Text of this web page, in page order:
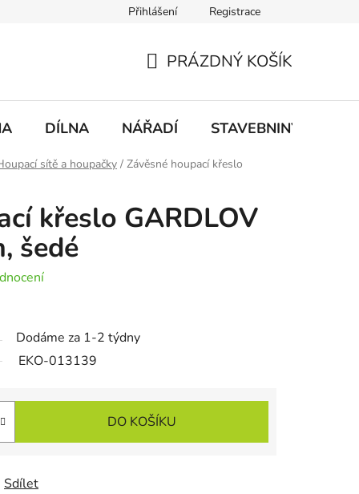
Doprava a platbaPřihlášení Registrace
KOŠÍK
PRÁZDNÝ KOŠÍK
DÍLNA NÁŘADÍ STAVEBNINY
sítě a houpačky / Závěsné houpací křeslo
křeslo GARDLOV
šedé
Dodáme za 1-2 týdny
EKO-013139
DO KOŠÍKU
Sdílet